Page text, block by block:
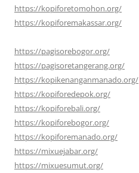
https://kopiforetomohon.org/
https://kopiforemakassar.org/
https://pagisorebogor.org/
https://pagisoretangerang.org/
https://kopikenanganmanado.org/
https://kopiforedepok.org/
https://kopiforebali.org/
https://kopiforebogor.org/
https://kopiforemanado.org/
https://mixuejabar.org/
https://mixuesumut.org/